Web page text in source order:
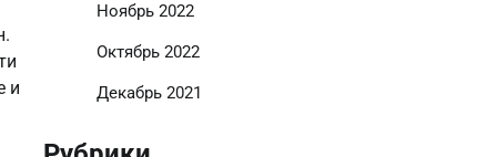
и
Ноябрь 2022
Октябрь 2022
Декабрь 2021